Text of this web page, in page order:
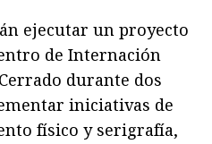
ejecutar un proyecto
de Internación
durante dos
iniciativas de
físico y serigrafía,